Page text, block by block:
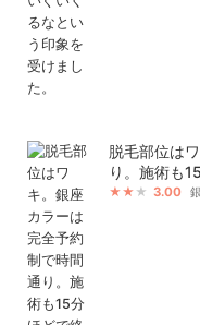
脱毛部位は
り。施術も
3.00